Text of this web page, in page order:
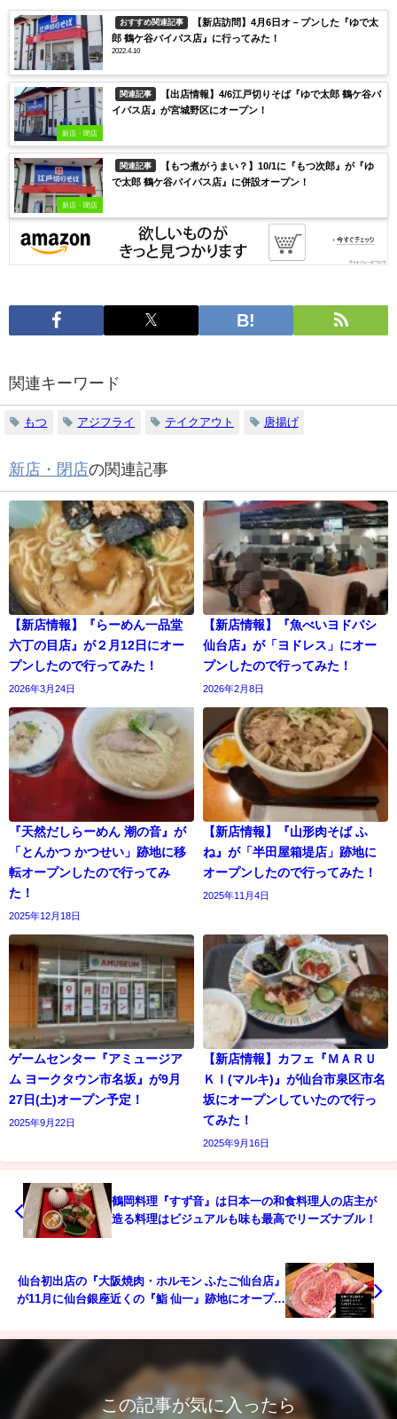
おすすめ関連記事
【新店訪問】4月6日オ－プンした『ゆで太
郎 鶴ケ谷バイパス店』に行ってみた！
2022.4.10
新店・閉店
関連記事
【出店情報】4/6江戸切りそば『ゆで太郎 鶴ケ谷バ
イパス店』が宮城野区にオープン！
新店・閉店
関連記事
【もつ煮がうまい？】10/1に『もつ次郎』が『ゆ
で太郎 鶴ケ谷バイパス店』に併設オープン！
関連キーワード
もつ アジフライ テイクアウト 唐揚げ
新店・閉店の関連記事
【新店情報】『らーめん一品堂
六丁の目店』が２月12日にオー
プンしたので行ってみた！
2026年3月24日
【新店情報】『魚べいヨドバシ
仙台店』が「ヨドレス」にオー
プンしたので行ってみた！
2026年2月8日
『天然だしらーめん 潮の音』が
「とんかつ かつせい」跡地に移
転オープンしたので行ってみ
た！
2025年12月18日
【新店情報】『山形肉そば ふ
ね』が「半田屋箱堤店」跡地に
オープンしたので行ってみた！
2025年11月4日
ゲームセンター『アミュージア
ム ヨークタウン市名坂』が9月
27日(土)オープン予定！
2025年9月22日
【新店情報】カフェ『ＭＡＲＵ
ＫＩ(マルキ)』が仙台市泉区市名
坂にオープンしていたので行っ
てみた！
2025年9月16日
鶴岡料理『すず音』は日本一の和食料理人の店主が
造る料理はビジュアルも味も最高でリーズナブル！
仙台初出店の『大阪焼肉・ホルモン ふたご仙台店』
が11月に仙台銀座近くの『鮨 仙一』跡地にオープン
この記事が気に入ったら